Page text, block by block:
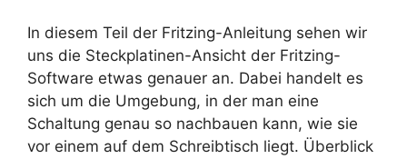
In diesem Teil der Fritzing-Anleitung sehen wir
uns die Steckplatinen-Ansicht der Fritzing-
Software etwas genauer an. Dabei handelt es
sich um die Umgebung, in der man eine
Schaltung genau so nachbauen kann, wie sie
vor einem auf dem Schreibtisch liegt. Überblick